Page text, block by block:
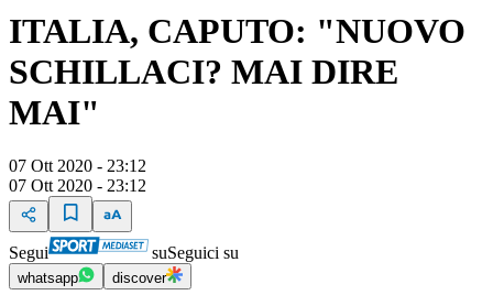
ITALIA, CAPUTO: "NUOVO
SCHILLACI? MAI DIRE
MAI"
07 Ott 2020 - 23:12
07 Ott 2020 - 23:12
Segui suSeguici su
whatsapp discover